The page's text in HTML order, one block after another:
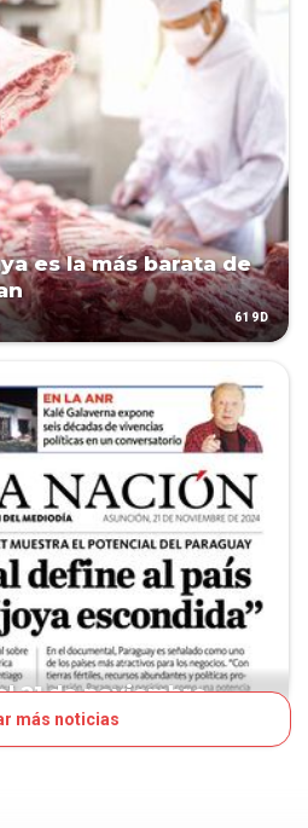
es la más barata de
619D
21 de noviembre
más noticias